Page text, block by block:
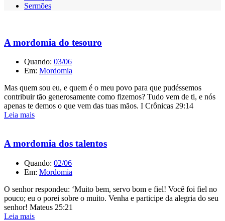
Sermões
A mordomia do tesouro
Quando: 03/06
Em: Mordomia
Mas quem sou eu, e quem é o meu povo para que pudéssemos
contribuir tão generosamente como fizemos? Tudo vem de ti, e nós
apenas te demos o que vem das tuas mãos. I Crônicas 29:14
Leia mais
A mordomia dos talentos
Quando: 02/06
Em: Mordomia
O senhor respondeu: ‘Muito bem, servo bom e fiel! Você foi fiel no
pouco; eu o porei sobre o muito. Venha e participe da alegria do seu
senhor! Mateus 25:21
Leia mais